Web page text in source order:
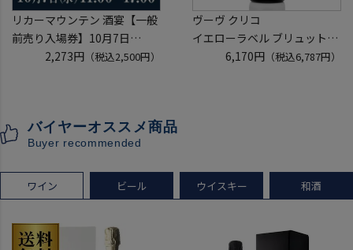
リカーマウンテン 酒宴【一般
前売り入場券】10月7日
(水)11:00～17:00 2026
月下旬】にメールにて配信予
2,273円（税込2,500円）
ヴーヴ クリコ
イエローラベル ブリュット
750ml 正規品
6,170円 （税込6,787円）
バイヤーオススメ商品
Buyer recommended
ワイン ビール ウイスキー 和酒